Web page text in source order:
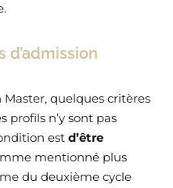
d’admission
quelques critères
profils n’y sont pas
est d’être
mentionné plus
du deuxième cycle